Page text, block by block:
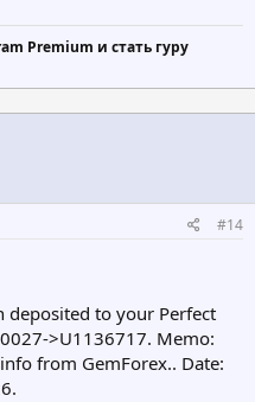
Premium и стать гуру
#14
deposited to your Perfect
>U1136717. Memo:
from GemForex.. Date: